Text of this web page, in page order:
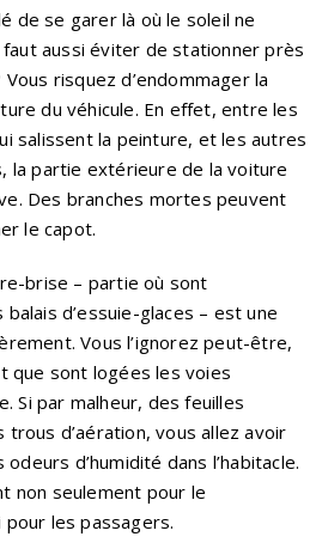
de se garer là où le soleil ne
aussi éviter de stationner près
risquez d’endommager la
du véhicule. En effet, entre les
salissent la peinture, et les autres
la partie extérieure de la voiture
Des branches mortes peuvent
le capot.
brise – partie où sont
d’essuie-glaces – est une
Vous l’ignorez peut-être,
que sont logées les voies
Si par malheur, des feuilles
trous d’aération, vous allez avoir
d’humidité dans l’habitacle.
non seulement pour le
pour les passagers.